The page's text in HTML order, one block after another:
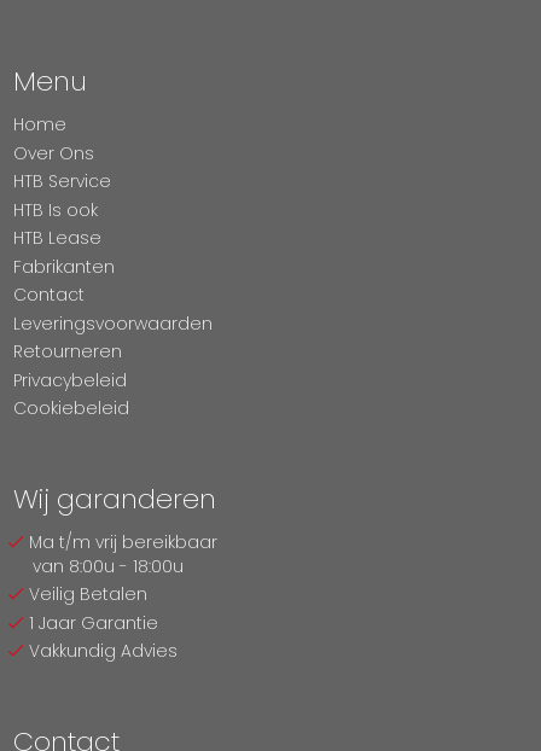
Menu
Home
Over Ons
HTB Service
HTB Is ook
HTB Lease
Fabrikanten
Contact
Leveringsvoorwaarden
Retourneren
Privacybeleid
Cookiebeleid
Wij garanderen
Ma t/m vrij bereikbaar
van 8:00u - 18:00u
Veilig Betalen
1 Jaar Garantie
Vakkundig Advies
Contact